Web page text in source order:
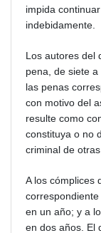
impida
indebidamente.
Los autores del
pena, de siete
las penas
con motivo del
resulte como
constituya o no
criminal de
A los cómplices
en un año; y a
en dos años. El